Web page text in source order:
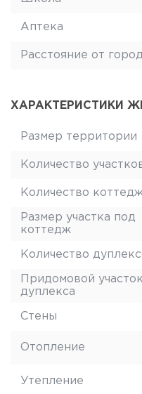
Аптека
Расстояние от
ХАРАКТЕРИСТИКИ
Размер территории
Количество
Количество
Размер участка под
коттедж
Количество
Придомовой участок
дуплекса
Стены
Отопление
Утепление